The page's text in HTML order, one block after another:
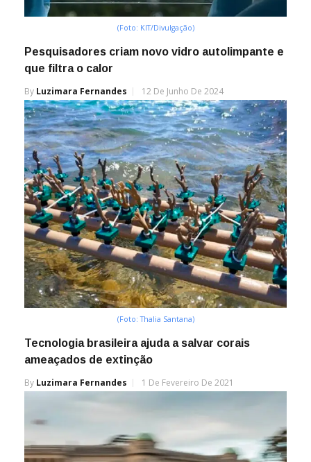
(Foto: KIT/Divulgação)
Pesquisadores criam novo vidro autolimpante e
que filtra o calor
By Luzimara Fernandes 12 De Junho De 2024
(Foto: Thalia Santana)
Tecnologia brasileira ajuda a salvar corais
ameaçados de extinção
By Luzimara Fernandes 1 De Fevereiro De 2021